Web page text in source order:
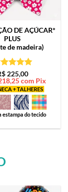
DE AÇÚCAR*
PLUS
de madeira)
5
5
225,00
com Pix
+ TALHERES
estampa do tecido